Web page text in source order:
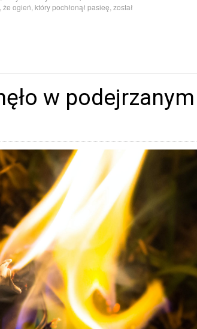
ogień, który pochłonął pasieę, został
w podejrzanym